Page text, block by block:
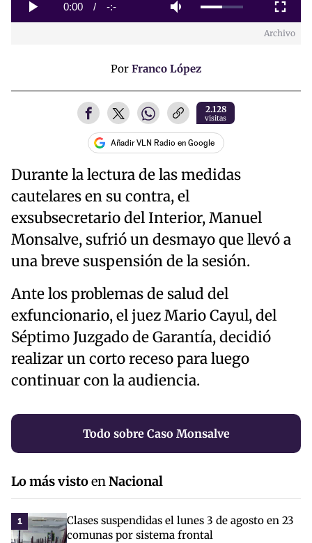
Play Mute
Current
0:00 / Duration
-:- Fullscreen
Archivo
Por Franco López
2.128
visitas
Añadir VLN Radio en Google
Durante la lectura de las medidas
cautelares en su contra, el
exsubsecretario del Interior, Manuel
Monsalve, sufrió un desmayo que llevó a
una breve suspensión de la sesión.
Ante los problemas de salud del
exfuncionario, el juez Mario Cayul, del
Séptimo Juzgado de Garantía, decidió
realizar un corto receso para luego
continuar con la audiencia.
Todo sobre Caso Monsalve
Lo más vistoenNacional
1
Clases suspendidas el lunes 3 de agosto en 23
comunas por sistema frontal